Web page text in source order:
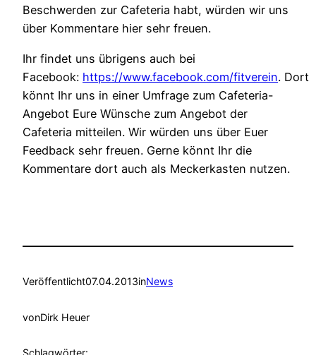
Beschwerden zur Cafeteria habt, würden wir uns
über Kommentare hier sehr freuen.
Ihr findet uns übrigens auch bei
Facebook: https://www.facebook.com/fitverein. Dort
könnt Ihr uns in einer Umfrage zum Cafeteria-
Angebot Eure Wünsche zum Angebot der
Cafeteria mitteilen. Wir würden uns über Euer
Feedback sehr freuen. Gerne könnt Ihr die
Kommentare dort auch als Meckerkasten nutzen.
Veröffentlicht07.04.2013inNews
vonDirk Heuer